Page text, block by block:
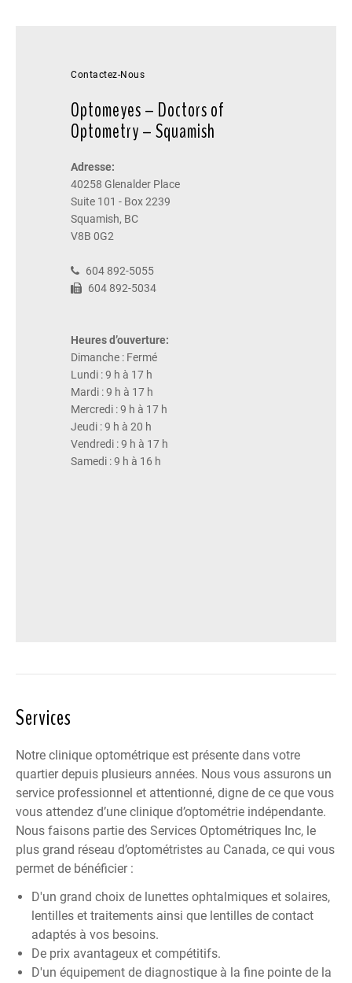
Contactez-Nous
Optomeyes – Doctors of
Optometry – Squamish
Adresse:
40258 Glenalder Place
Suite 101 - Box 2239
Squamish, BC
V8B 0G2
604 892-5055
604 892-5034
Heures d’ouverture:
Dimanche : Fermé
Lundi : 9 h à 17 h
Mardi : 9 h à 17 h
Mercredi : 9 h à 17 h
Jeudi : 9 h à 20 h
Vendredi : 9 h à 17 h
Samedi : 9 h à 16 h
Services
Notre clinique optométrique est présente dans votre
quartier depuis plusieurs années. Nous vous assurons un
service professionnel et attentionné, digne de ce que vous
vous attendez d’une clinique d’optométrie indépendante.
Nous faisons partie des Services Optométriques Inc, le
plus grand réseau d’optométristes au Canada, ce qui vous
permet de bénéficier :
D'un grand choix de lunettes ophtalmiques et solaires,
lentilles et traitements ainsi que lentilles de contact
adaptés à vos besoins.
De prix avantageux et compétitifs.
D'un équipement de diagnostique à la fine pointe de la